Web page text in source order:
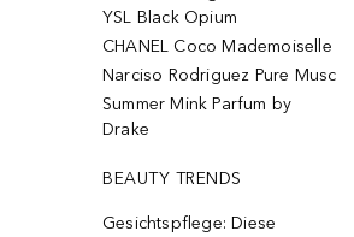
YSL Black Opium
CHANEL Coco Mademoiselle
Narciso Rodriguez Pure Musc
Summer Mink Parfum by
Drake
BEAUTY TRENDS
Gesichtspflege: Diese